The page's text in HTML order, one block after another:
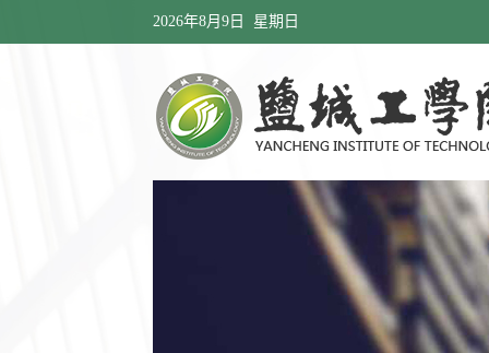
2026年8月9日 星期日